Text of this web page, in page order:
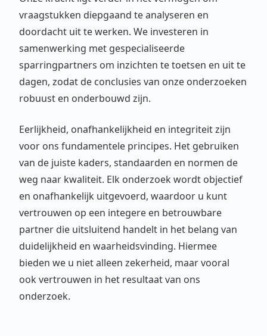
vraagstukken diepgaand te analyseren en
doordacht uit te werken. We investeren in
samenwerking met gespecialiseerde
sparringpartners om inzichten te toetsen en uit te
dagen, zodat de conclusies van onze onderzoeken
robuust en onderbouwd zijn.
Eerlijkheid, onafhankelijkheid en integriteit zijn
voor ons fundamentele principes. Het gebruiken
van de juiste kaders, standaarden en normen de
weg naar kwaliteit. Elk onderzoek wordt objectief
en onafhankelijk uitgevoerd, waardoor u kunt
vertrouwen op een integere en betrouwbare
partner die uitsluitend handelt in het belang van
duidelijkheid en waarheidsvinding. Hiermee
bieden we u niet alleen zekerheid, maar vooral
ook vertrouwen in het resultaat van ons
onderzoek.